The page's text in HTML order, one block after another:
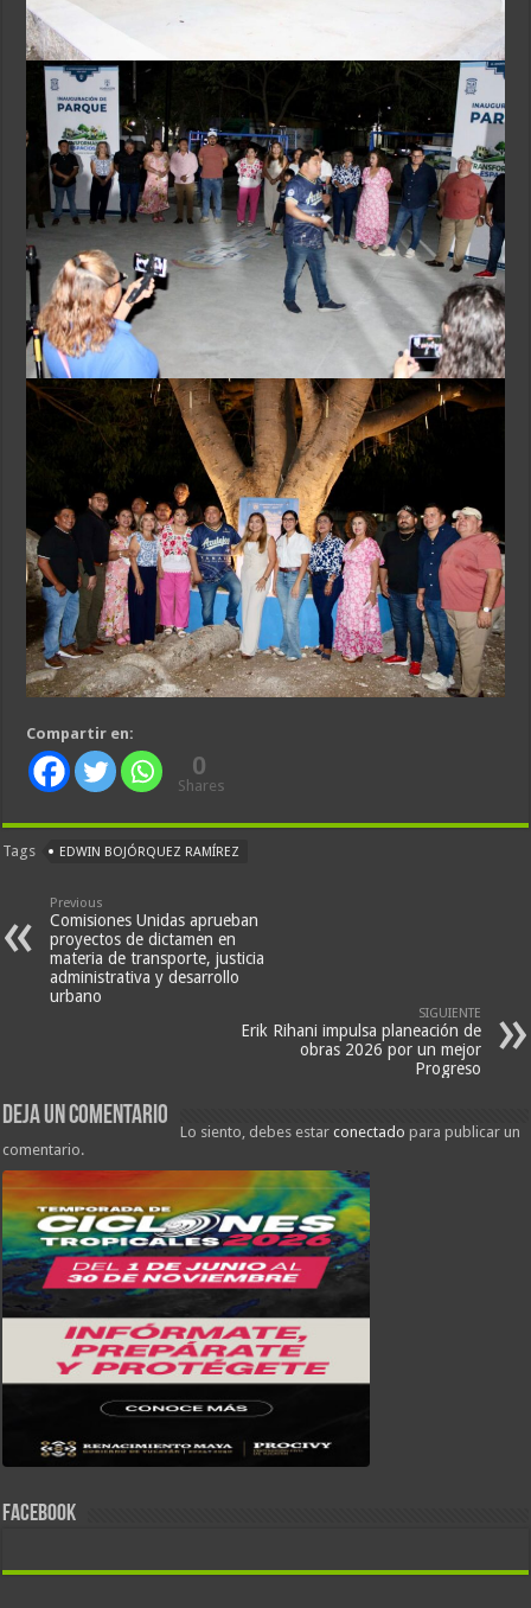
Compartir en:
0
Shares
Tags EDWIN BOJÓRQUEZ RAMÍREZ
Previous
Comisiones Unidas aprueban
proyectos de dictamen en
materia de transporte, justicia
administrativa y desarrollo
urbano
SIGUIENTE
Erik Rihani impulsa planeación de
obras 2026 por un mejor
Progreso
Deja un comentario
Lo siento, debes estarconectado para publicar un
comentario.
FACEBOOK